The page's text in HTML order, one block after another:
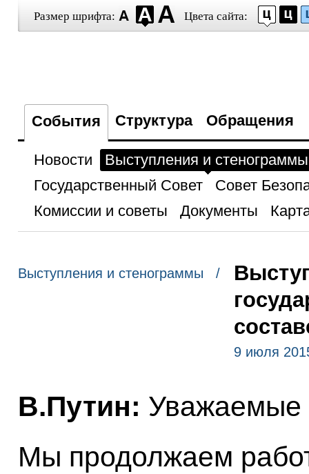
Размер шрифта: Цвета сайта:
События Структура Обращения
Новости
Выступления и стенограммы
Государственный Совет
Совет
Комиссии и советы
Документы
Выступления и стенограммы /
9 июля
В.Путин: Уважаемые
Мы продолжаем